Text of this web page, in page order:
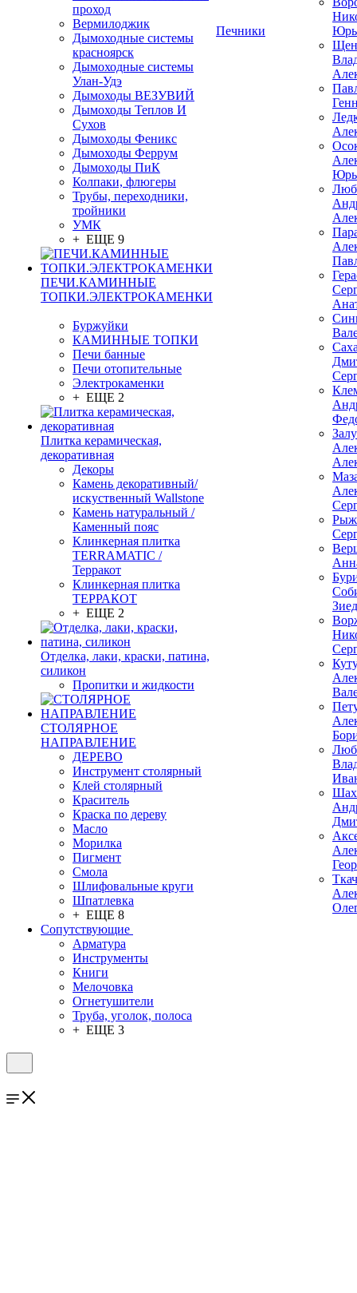
проход
Вермилоджик
Дымоходные системы
красноярск
Дымоходные системы
Улан-Удэ
Дымоходы ВЕЗУВИЙ
Дымоходы Теплов И
Сухов
Дымоходы Феникс
Дымоходы Феррум
Дымоходы ПиК
Колпаки, флюгеры
Трубы, переходники,
тройники
УМК
+ ЕЩЕ 9
ПЕЧИ.КАМИННЫЕ
ТОПКИ.ЭЛЕКТРОКАМЕНКИ
Буржуйки
КАМИННЫЕ ТОПКИ
Печи банные
Печи отопительные
Электрокаменки
+ ЕЩЕ 2
Плитка керамическая,
декоративная
Декоры
Камень декоративный/
искуственный Wallstone
Камень натуральный /
Каменный пояс
Клинкерная плитка
TERRAMATIC /
Терракот
Клинкерная плитка
ТЕРРАКОТ
+ ЕЩЕ 2
Отделка, лаки, краски, патина,
силикон
Пропитки и жидкости
СТОЛЯРНОЕ
НАПРАВЛЕНИЕ
ДЕРЕВО
Инструмент столярный
Клей столярный
Краситель
Краска по дереву
Масло
Морилка
Пигмент
Смола
Шлифовальные круги
Шпатлевка
+ ЕЩЕ 8
Сопутствующие
Арматура
Инструменты
Книги
Мелочовка
Огнетушители
Труба, уголок, полоса
+ ЕЩЕ 3
Печники